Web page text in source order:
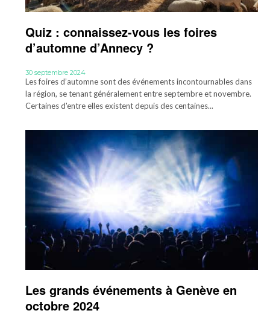
Quiz : connaissez-vous les foires
d’automne d’Annecy ?
30 septembre 2024
Les foires d’automne sont des événements incontournables dans
la région, se tenant généralement entre septembre et novembre.
Certaines d'entre elles existent depuis des centaines...
Les grands événements à Genève en
octobre 2024